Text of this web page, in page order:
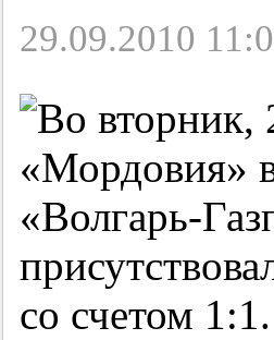
29.09.2010
Во вторник,
«Мордовия»
«Волгарь-
со счетом 1:1.